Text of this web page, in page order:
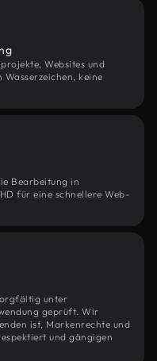
Websites und
keine
Bearbeitung in
für eine schnellere Web-
unter
geprüft. Wir
ist, Markenrechte und
und gängigen